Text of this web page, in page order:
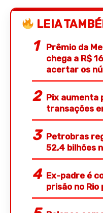
LEIA
Prêmio da
chega a R$
acertar os
Pix aumenta
transações
Petrobras
52,4 bilhões
Ex-padre é
prisão no